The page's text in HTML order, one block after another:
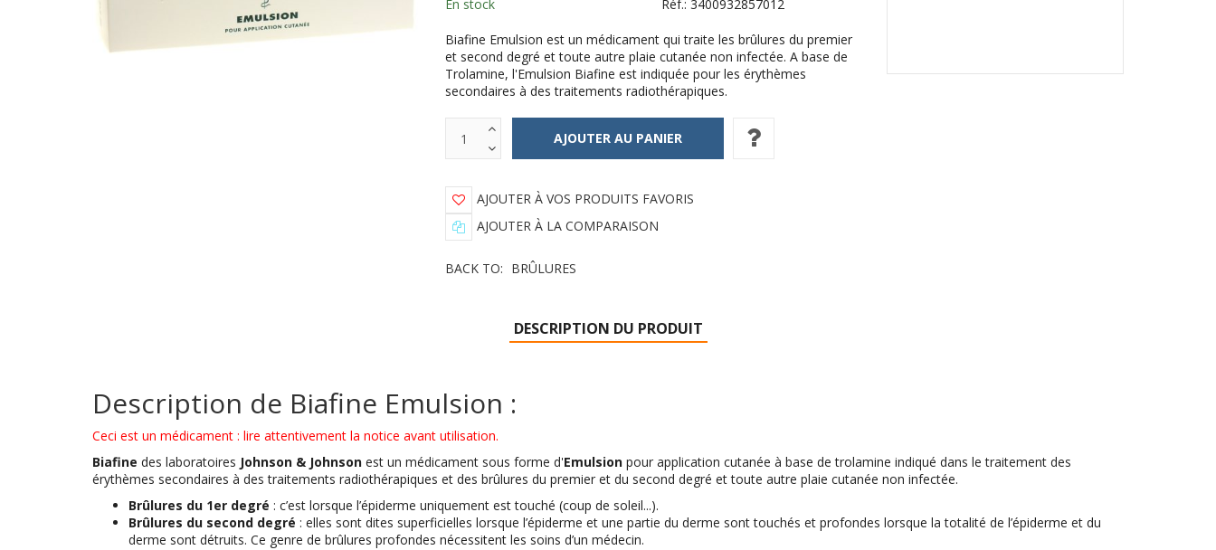
En stock Réf.: 3400932857012
Biafine Emulsion est un médicament qui traite les brûlures du premier
et second degré et toute autre plaie cutanée non infectée. A base de
Trolamine, l'Emulsion Biafine est indiquée pour les érythèmes
secondaires à des traitements radiothérapiques.
AJOUTER À VOS PRODUITS FAVORIS
AJOUTER À LA COMPARAISON
BACK TO: BRÛLURES
DESCRIPTION DU PRODUIT
Description de Biafine Emulsion :
Ceci est un médicament : lire attentivement la notice avant utilisation.
Biafine des laboratoires Johnson & Johnson est un médicament sous forme d'Emulsion pour application cutanée à base de trolamine indiqué dans le traitement des
érythèmes secondaires à des traitements radiothérapiques et des brûlures du premier et du second degré et toute autre plaie cutanée non infectée.
Brûlures du 1er degré : c’est lorsque l’épiderme uniquement est touché (coup de soleil...).
Brûlures du second degré : elles sont dites superficielles lorsque l’épiderme et une partie du derme sont touchés et profondes lorsque la totalité de l’épiderme et du
derme sont détruits. Ce genre de brûlures profondes nécessitent les soins d’un médecin.